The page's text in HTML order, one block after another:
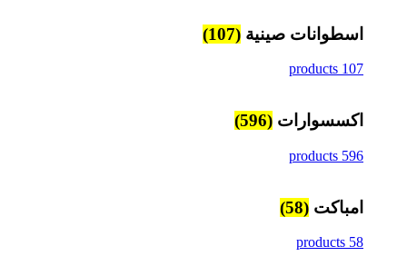
اسطوانات صينية (107)
107 products
اكسسوارات (596)
596 products
امباكت (58)
58 products